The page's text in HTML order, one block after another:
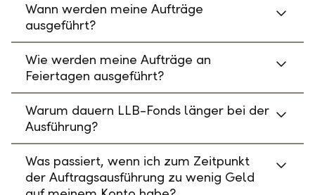
Wann werden meine Aufträge
ausgeführt?
Wie werden meine Aufträge an
Feiertagen ausgeführt?
Warum dauern LLB-Fonds länger bei der
Ausführung?
Was passiert, wenn ich zum Zeitpunkt
der Auftragsausführung zu wenig Geld